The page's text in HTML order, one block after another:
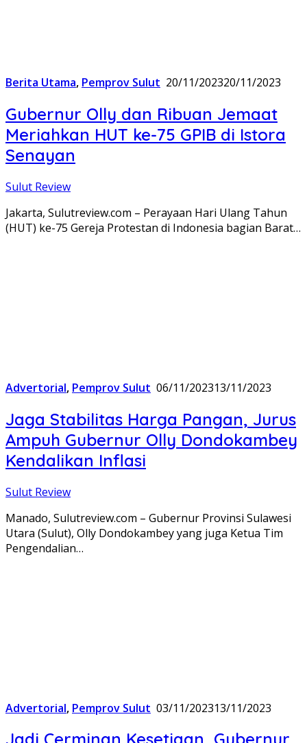
Berita Utama, Pemprov Sulut 20/11/202320/11/2023
Gubernur Olly dan Ribuan Jemaat
Meriahkan HUT ke-75 GPIB di Istora
Senayan
Sulut Review
Jakarta, Sulutreview.com – Perayaan Hari Ulang Tahun
(HUT) ke-75 Gereja Protestan di Indonesia bagian Barat…
Advertorial, Pemprov Sulut 06/11/202313/11/2023
Jaga Stabilitas Harga Pangan, Jurus
Ampuh Gubernur Olly Dondokambey
Kendalikan Inflasi
Sulut Review
Manado, Sulutreview.com – Gubernur Provinsi Sulawesi
Utara (Sulut), Olly Dondokambey yang juga Ketua Tim
Pengendalian…
Advertorial, Pemprov Sulut 03/11/202313/11/2023